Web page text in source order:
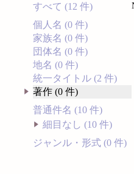
すべて (12 件)
個人名 (0 件)
家族名 (0 件)
団体名 (0 件)
地名 (0 件)
統一タイトル (2 件)
著作 (0 件)
普通件名 (10 件)
細目なし (10 件)
ジャンル・形式 (0 件)